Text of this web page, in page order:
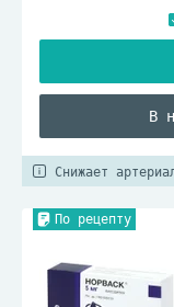
В
Снижает
По рецепту